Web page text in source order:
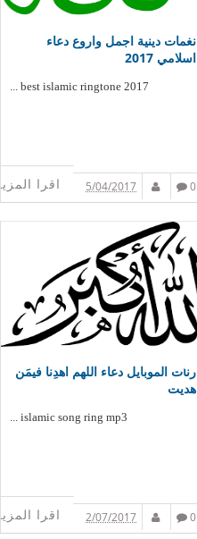
نغمات دينية اجمل واروع دعاء
اسلامي 2017
best islamic ringtone 2017 ...
اقرا المزيد 0
5/04/2017
رنات الموبايل دعاء اللهم اهدِنا فيمَن
هديت
islamic song ring mp3 ...
اقرا المزيد 0
2/07/2017